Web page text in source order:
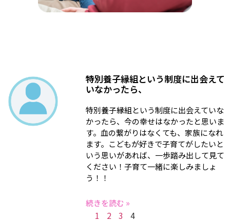
特別養子縁組という制度に出会えて
いなかったら、
特別養子縁組という制度に出会えていな
かったら、今の幸せはなかったと思いま
す。血の繋がりはなくても、家族になれ
ます。こどもが好きで子育てがしたいと
いう思いがあれば、一歩踏み出して見て
ください！子育て一緒に楽しみましょ
う！！
続きを読む »
1 2 3 4